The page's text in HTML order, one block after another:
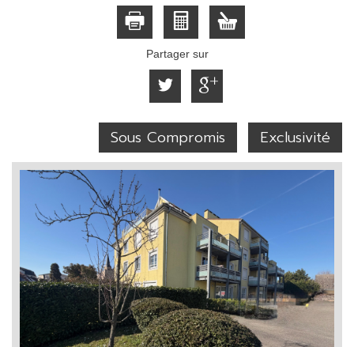
Partager sur
Sous Compromis Exclusivité